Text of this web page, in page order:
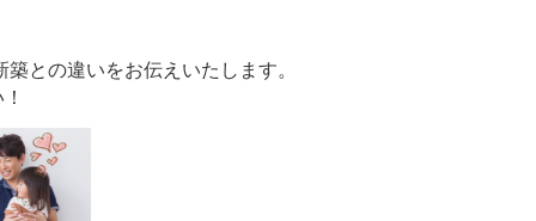
との違いをお伝えいたします。